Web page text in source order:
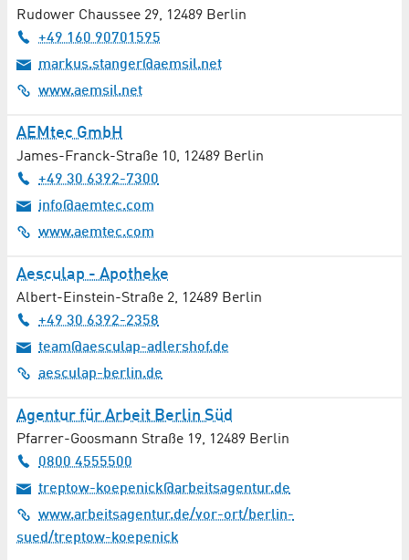
IT-Hardware
IT-Netzwerke
Kardiologie
Katalyse
Katastrophenschutz
Kernspintomographie
Kinderbetreuung
Klimatechnik / Kältetechnik
Kosmetik
Kostümverleih
Lasertechnik
Rudower Chaussee 29, 12489 Berlin
+49 160 90701595
markus.stanger@aemsil.net
www.aemsil.net
AEMtec GmbH
James-Franck-Straße 10, 12489 Berlin
+49 30 6392-7300
info@aemtec.com
www.aemtec.com
Aesculap - Apotheke
Albert-Einstein-Straße 2, 12489 Berlin
+49 30 6392-2358
team@aesculap-adlershof.de
aesculap-berlin.de
Agentur für Arbeit Berlin Süd
Pfarrer-Goosmann Straße 19, 12489 Berlin
0800 4555500
treptow-koepenick@arbeitsagentur.de
www.arbeitsagentur.de/vor-ort/berlin-
sued/treptow-koepenick